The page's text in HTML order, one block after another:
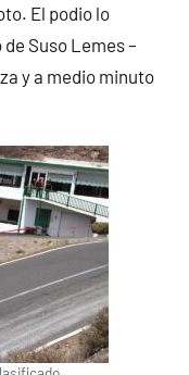
El podio lo
Suso Lemes –
y a medio minuto